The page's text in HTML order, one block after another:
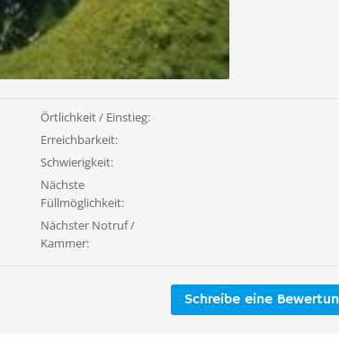
Örtlichkeit / Einstieg:
Erreichbarkeit:
Schwierigkeit:
Nächste
Füllmöglichkeit:
Nächster Notruf /
Kammer:
Schreibe eine